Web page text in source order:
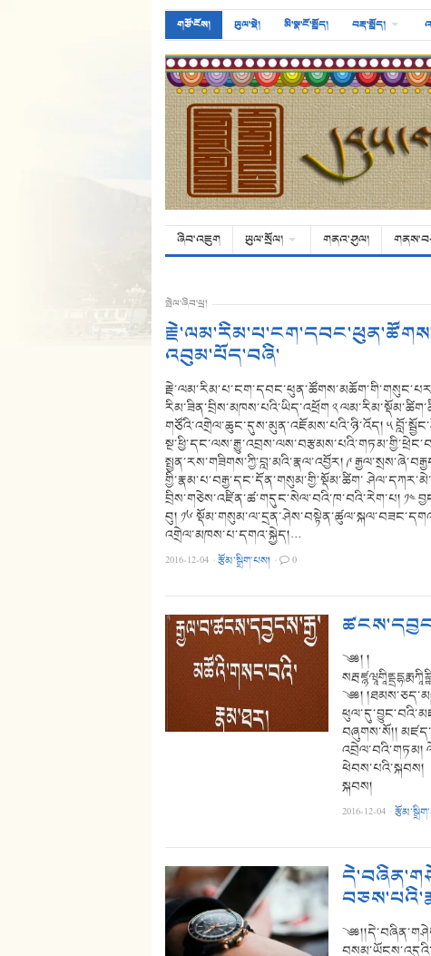
གཙོ་ངོས། ཡུལ་སྡེ། མི་སྣ་ངོ་སྤྲོད། བརྡ་སྤྲོད།
ཞིབ་འཇུག ཡུལ་སྲོལ། གནའ་ཤུལ།
སྤེལ་ཞིབ་ཕྲ།
འབུམ་པོད་བཞི་
རིམ་ཟིན་བྲིས་མཁས་པའི་ཡིད་འཕྲོག ༢
གཙོའི་འགྲེལ་ཆུང་དུས་མུན་འཇོམས་པའི་ཉི་འོད། ༥
སྤྱན་རས་གཟིགས་ཀྱི་བླ་མའི་རྣལ་འབྱོར། ༩
གྱི་རྣམ་པ་བརྒྱ་དང་དོན་གསུམ་གྱི་སྡོམ་ཚིག་
བྲིས་གཅེས་འཛིན་ཚ་གདུང་སེལ་བའི་ཁ་བའི་རེག་པ། ༡༤
བུ། ༡༦
འགྲེལ་མཁས་པ་དགའ་སྐྱེད།…
2016-12-04 ·རྩོམ་སྒྲིག་པས། · 0
༄༅། །
༄༅།
བཞུགས་སོ།།
འབྲེལ་བའི་གཏམ།
ཕེབས་པའི་སྐབས།
སྐབས།
2016-12-04 ·